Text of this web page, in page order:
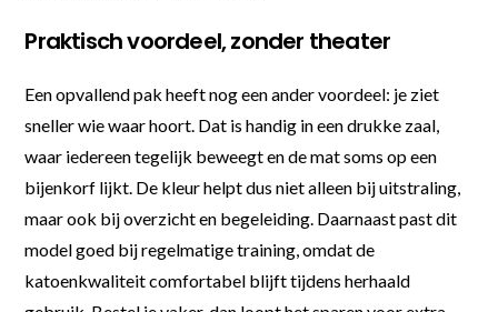
Praktisch voordeel, zonder theater
Een opvallend pak heeft nog een ander voordeel: je ziet
sneller wie waar hoort. Dat is handig in een drukke zaal,
waar iedereen tegelijk beweegt en de mat soms op een
bijenkorf lijkt. De kleur helpt dus niet alleen bij uitstraling,
maar ook bij overzicht en begeleiding. Daarnaast past dit
model goed bij regelmatige training, omdat de
katoenkwaliteit comfortabel blijft tijdens herhaald